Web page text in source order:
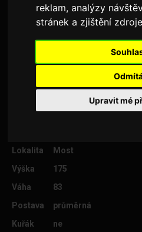
reklam, analýzy
stránek a zjištění
Upravit mé
DanielDuchek
Hledám milou a zábavnou
Lokalita
Most
Výška
175
Váha
83
Postava
průměrná
Kuřák
ne